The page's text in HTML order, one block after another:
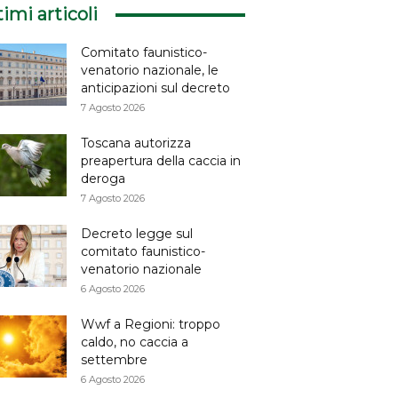
articoli
Comitato faunistico-
venatorio nazionale, le
anticipazioni sul decreto
7 Agosto 2026
Toscana autorizza
preapertura della caccia in
deroga
7 Agosto 2026
Decreto legge sul
comitato faunistico-
venatorio nazionale
6 Agosto 2026
Wwf a Regioni: troppo
caldo, no caccia a
settembre
6 Agosto 2026